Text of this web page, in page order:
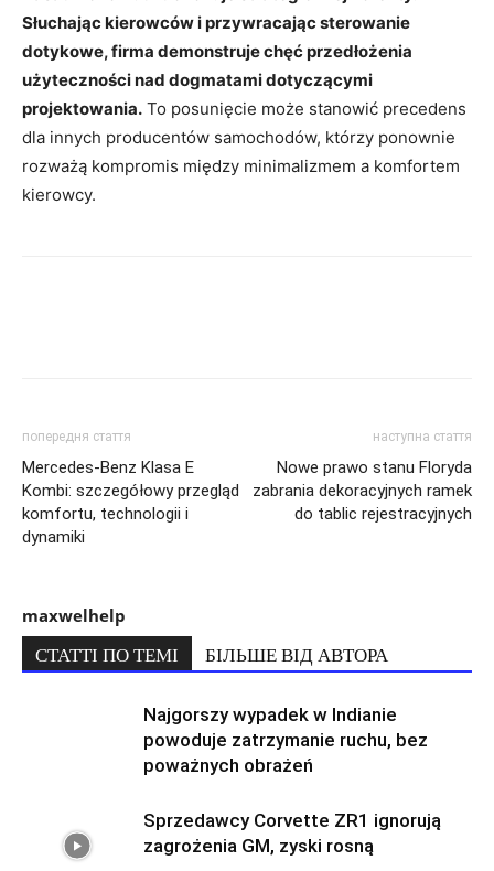
Słuchając kierowców i przywracając sterowanie
dotykowe, firma demonstruje chęć przedłożenia
użyteczności nad dogmatami dotyczącymi
projektowania. To posunięcie może stanowić precedens
dla innych producentów samochodów, którzy ponownie
rozważą kompromis między minimalizmem a komfortem
kierowcy.
попередня стаття
Mercedes-Benz Klasa E
Kombi: szczegółowy przegląd
komfortu, technologii i
dynamiki
наступна стаття
Nowe prawo stanu Floryda
zabrania dekoracyjnych ramek
do tablic rejestracyjnych
maxwelhelp
СТАТТІ ПО ТЕМІ БІЛЬШЕ ВІД АВТОРА
Najgorszy wypadek w Indianie
powoduje zatrzymanie ruchu, bez
poważnych obrażeń
Sprzedawcy Corvette ZR1 ignorują
zagrożenia GM, zyski rosną